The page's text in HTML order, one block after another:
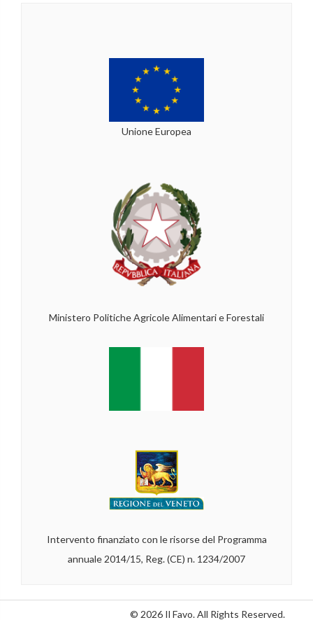
Unione Europea
Ministero Politiche Agricole Alimentari e Forestali
Intervento finanziato con le risorse del Programma
annuale 2014/15, Reg. (CE) n. 1234/2007
© 2026 Il Favo. All Rights Reserved.